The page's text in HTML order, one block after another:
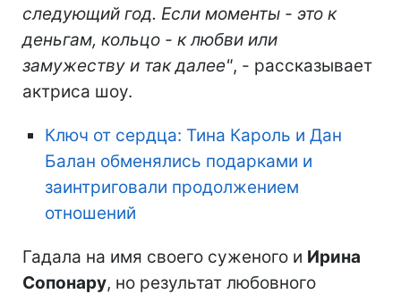
следующий год. Если моменты - это к
деньгам, кольцо - к любви или
замужеству и так далее", - рассказывает
актриса шоу.
Ключ от сердца: Тина Кароль и Дан
Балан обменялись подарками и
заинтриговали продолжением
отношений
Гадала на имя своего суженого и Ирина
Сопонару, но результат любовного